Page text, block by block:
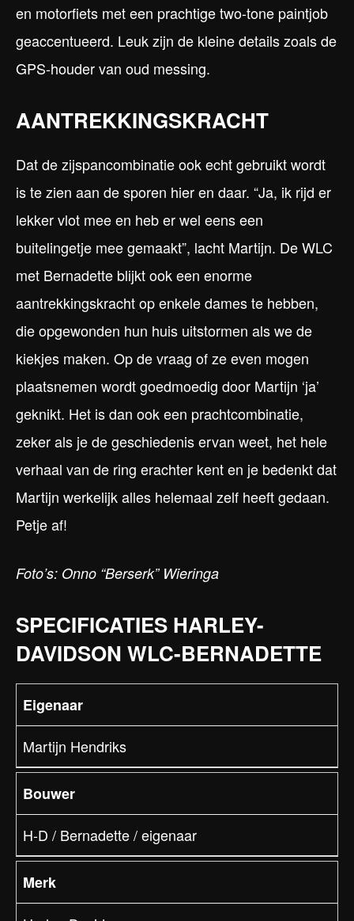
en motorfiets met een prachtige two-tone paintjob
geaccentueerd. Leuk zijn de kleine details zoals de
GPS-houder van oud messing.
AANTREKKINGSKRACHT
Dat de zijspancombinatie ook echt gebruikt wordt
is te zien aan de sporen hier en daar. “Ja, ik rijd er
lekker vlot mee en heb er wel eens een
buitelingetje mee gemaakt”, lacht Martijn. De WLC
met Bernadette blijkt ook een enorme
aantrekkingskracht op enkele dames te hebben,
die opgewonden hun huis uitstormen als we de
kiekjes maken. Op de vraag of ze even mogen
plaatsnemen wordt goedmoedig door Martijn ‘ja’
geknikt. Het is dan ook een prachtcombinatie,
zeker als je de geschiedenis ervan weet, het hele
verhaal van de ring erachter kent en je bedenkt dat
Martijn werkelijk alles helemaal zelf heeft gedaan.
Petje af!
Foto’s: Onno “Berserk” Wieringa
SPECIFICATIES HARLEY-
DAVIDSON WLC-BERNADETTE
Eigenaar
Martijn Hendriks
Bouwer
H-D / Bernadette / eigenaar
Merk